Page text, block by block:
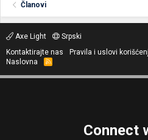
Članovi
Axe Light
Srpski
Kontaktirajte nas
Pravila i uslovi
Naslovna
R
S
Connect